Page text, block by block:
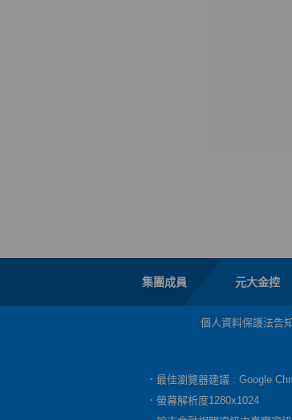
集團成員 元大金控
個人資料保護法告
．最佳瀏覽器建議 : Google
．螢幕解析度1280x1024